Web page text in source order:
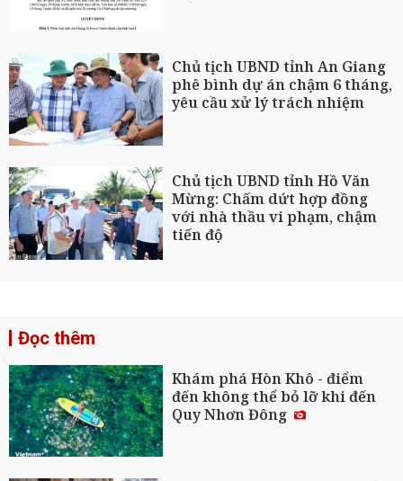
Chủ tịch UBND tỉnh An Giang
phê bình dự án chậm 6 tháng,
yêu cầu xử lý trách nhiệm
Chủ tịch UBND tỉnh Hồ Văn
Mừng: Chấm dứt hợp đồng
với nhà thầu vi phạm, chậm
tiến độ
Đọc thêm
Khám phá Hòn Khô - điểm
đến không thể bỏ lỡ khi đến
Quy Nhơn Đông